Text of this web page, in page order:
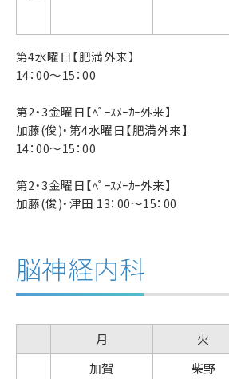
第4水曜日【肥満外来】
14：00～15：00
第2・3金曜日【ﾍﾟｰｽﾒｰｶｰ外来】
加藤(俊)・第4水曜日【肥満外来】
14：00～15：00
第2・3金曜日【ﾍﾟｰｽﾒｰｶｰ外来】
加藤(俊)・津田 13：00～15：00
脳神経内科
月 火
加賀 柴野